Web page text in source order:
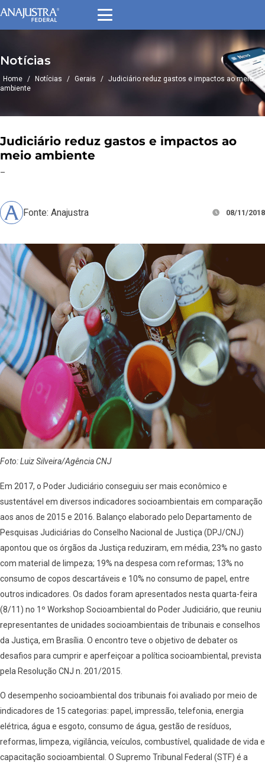
Notícias
Home / Notícias / Gerais / Judiciário reduz gastos e impactos ao meio
ambiente
Judiciário reduz gastos e impactos ao
meio ambiente
–
Fonte: Anajustra 08/11/2018
Foto: Luiz Silveira/Agência CNJ
Em 2017, o Poder Judiciário conseguiu ser mais econômico e
sustentável em diversos indicadores socioambientais em comparação
aos anos de 2015 e 2016. Balanço elaborado pelo Departamento de
Pesquisas Judiciárias do Conselho Nacional de Justiça (DPJ/CNJ)
apontou que os órgãos da Justiça reduziram, em média, 23% no gasto
com material de limpeza; 19% na despesa com reformas; 13% no
consumo de copos descartáveis e 10% no consumo de papel, entre
outros indicadores. Os dados foram apresentados nesta quarta-feira
(8/11) no 1º Workshop Socioambiental do Poder Judiciário, que reuniu
representantes de unidades socioambientais de tribunais e conselhos
da Justiça, em Brasília. O encontro teve o objetivo de debater os
desafios para cumprir e aperfeiçoar a política socioambiental, prevista
pela Resolução CNJ n. 201/2015.
O desempenho socioambiental dos tribunais foi avaliado por meio de
indicadores de 15 categorias: papel, impressão, telefonia, energia
elétrica, água e esgoto, consumo de água, gestão de resíduos,
reformas, limpeza, vigilância, veículos, combustível, qualidade de vida e
capacitação socioambiental. O Supremo Tribunal Federal (STF) é a